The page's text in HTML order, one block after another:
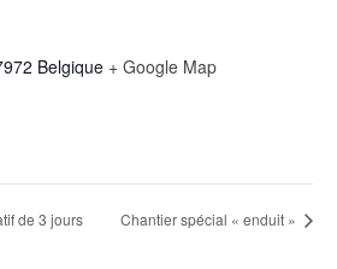
Belgique + Google Map
de 3 jours Chantier spécial « enduit »